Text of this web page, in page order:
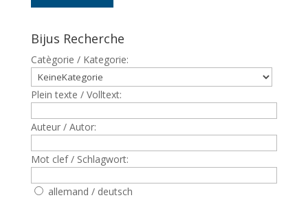
Bijus Recherche
Catègorie / Kategorie:
Plein texte / Volltext:
Auteur / Autor:
Mot clef / Schlagwort:
allemand / deutsch